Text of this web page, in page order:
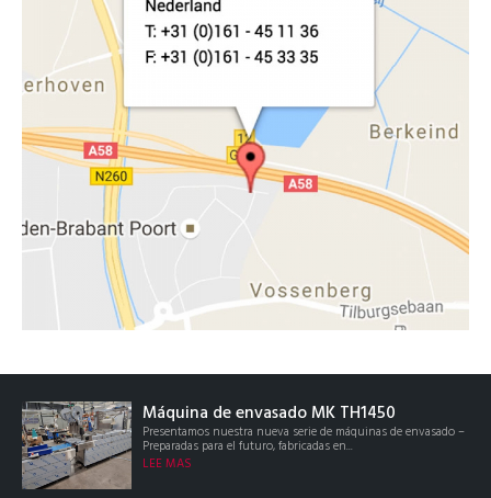
Máquina de envasado MK TH1450
Presentamos nuestra nueva serie de máquinas de envasado –
Preparadas para el futuro, fabricadas en...
LEE MAS